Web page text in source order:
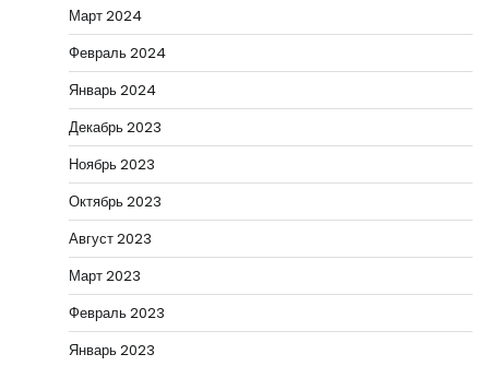
Март 2024
Февраль 2024
Январь 2024
Декабрь 2023
Ноябрь 2023
Октябрь 2023
Август 2023
Март 2023
Февраль 2023
Январь 2023